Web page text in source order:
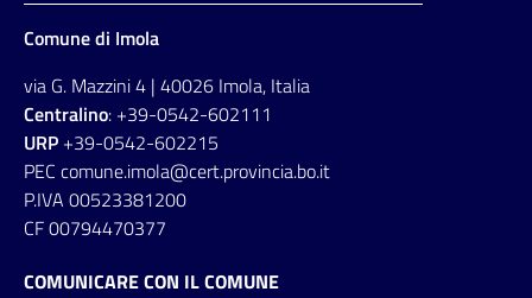
Comune di Imola
via G. Mazzini 4 | 40026 Imola, Italia
Centralino: +39-0542-602111
URP +39-0542-602215
PEC comune.imola@cert.provincia.bo.it
P.IVA 00523381200
CF 00794470377
COMUNICARE CON IL COMUNE